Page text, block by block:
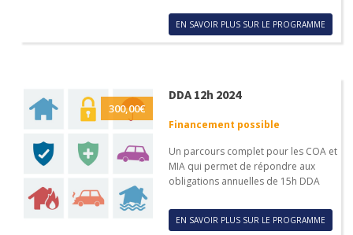
EN SAVOIR PLUS SUR LE PROGRAMME
300,00€
DDA 12h 2024
Financement possible
Un parcours complet pour les COA et
MIA qui permet de répondre aux
obligations annuelles de 15h DDA
EN SAVOIR PLUS SUR LE PROGRAMME